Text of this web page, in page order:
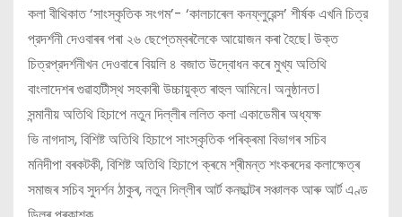
কলা বীথিকাত ‘সাংস্কৃতিক সংগম’- ‘কালচাৰেল কনফ্লুৱেন্স’ শীর্ষক এখনি চিত্র
প্রদর্শনী দেওবাৰৰ পৰা ২৬ ছেপ্তেম্বৰলৈকে আয়োজন কৰা হৈছে। উক্ত
চিত্রপ্রদর্শনীখন দেওবাৰে বিয়লি ৪ বজাত উদ্বোধন কৰে মুখ্য অতিথি
বাংলাদেশৰ গুৱাহাটীস্থ সহকাৰী উচ্চায়ুক্ত ৰাহুল আমিনে। অনুষ্ঠানত।
সন্মানীয় অতিথি হিচাপে নতুন দিল্লীৰ ললিত কলা একাডেমীৰ অধ্যক্ষ
ভি নাগদাস, বিশিষ্ট অতিথি হিচাপে সাংস্কৃতিক পৰিক্ৰমা বিভাগৰ সচিব
মনিদীপা বৰকটকী, বিশিষ্ট অতিথি হিচাপে ক্ৰমে শ্ৰীমন্ত শংকৰদেৱ কলাক্ষেত্ৰ
সমাজৰ সচিব সুদৰ্শন ঠাকুৰ, নতুন দিল্লীৰ আৰ্ট কনছাল্টৰ সঞ্চালক আৰু আৰ্ট এণ্ড